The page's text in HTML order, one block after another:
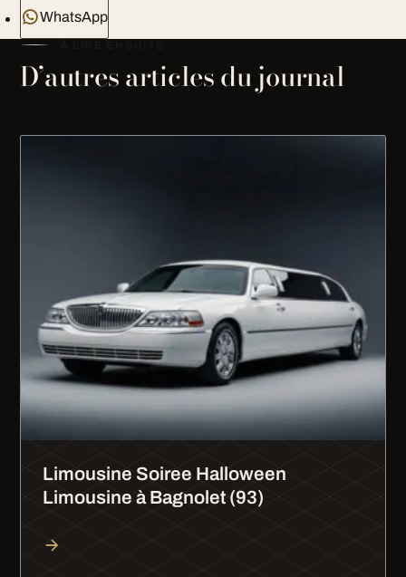
WhatsApp
D’autres articles du journal
Limousine Soiree Halloween
Limousine à Bagnolet (93)